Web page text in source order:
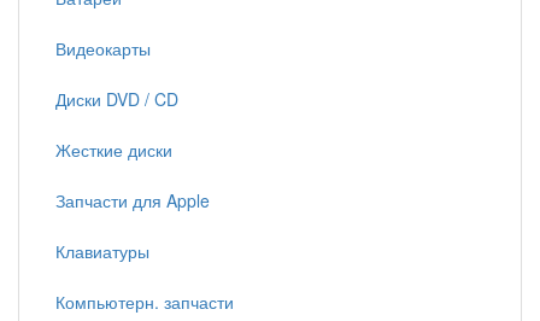
Видеокарты
Диски DVD / CD
Жесткие диски
Запчасти для Apple
Клавиатуры
Компьютерн. запчасти